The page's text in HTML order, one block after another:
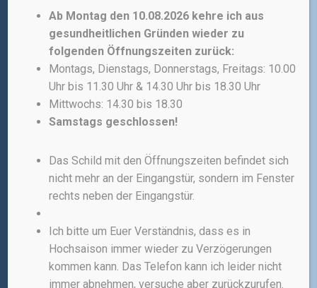
DATENSCHUTZERKLÄRUNG
ÜBER MICH
Hier findet Ihr mich:
radskeller | schmerzfrei radfahren
Darmstädter Straße 230
64625 Bensheim
Telefon: 06251-8527781
Ab Montag den 10.08.2026 kehre ich aus
gesundheitlichen Gründen wieder zu
folgenden Öffnungszeiten zurück:
Montags, Dienstags, Donnerstags, Freitags: 10.00
Uhr bis 11.30 Uhr & 14.30 Uhr bis 18.30 Uhr
Mittwochs: 14.30 bis 18.30
Samstags geschlossen!
Das Schild mit den Öffnungszeiten befindet sich
nicht mehr an der Eingangstür, sondern im Fenster
rechts neben der Eingangstür.
Ich bitte um Euer Verständnis, dass es in
Hochsaison immer wieder zu Verzögerungen
kommen kann. Das Telefon kann ich leider nicht
immer abnehmen, versuche aber zurückzurufen.